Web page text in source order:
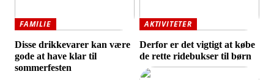
FAMILIE
Disse drikkevarer kan være
gode at have klar til
sommerfesten
AKTIVITETER
Derfor er det vigtigt at købe
de rette ridebukser til børn